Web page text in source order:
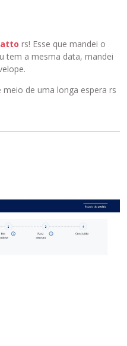
rs! Esse que mandei o
tem a mesma data, mandei
de uma longa espera rs